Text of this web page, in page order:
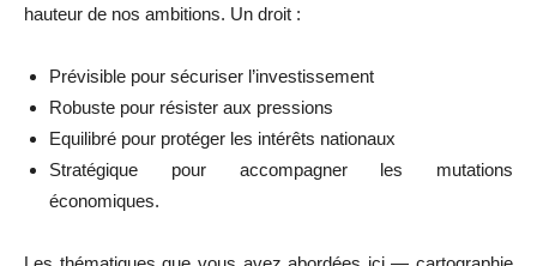
hauteur de nos ambitions. Un droit :
Prévisible pour sécuriser l’investissement
Robuste pour résister aux pressions
Equilibré pour protéger les intérêts nationaux
Stratégique pour accompagner les mutations
économiques.